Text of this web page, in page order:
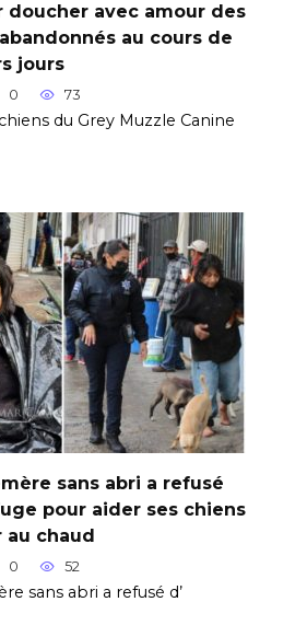
doucher avec amour des
au cours de
jours
0 73
du Grey Muzzle Canine
sans abri a refusé
pour aider ses chiens
au chaud
0 52
sans abri a refusé d’